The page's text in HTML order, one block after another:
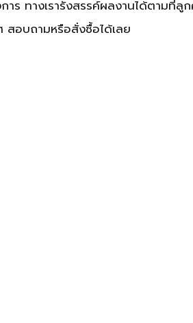
ทางเรารังสรรค์ผลงานได้ตามที่ลู
สอบถามหรือสั่งซื้อได้เลย